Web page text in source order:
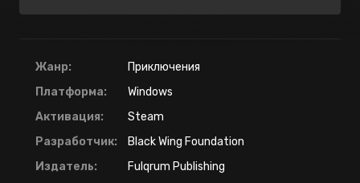
Жанр:
Приключения
Платформа:
Windows
Активация:
Steam
Разработчик:
Black Wing Foundation
Издатель:
Fulqrum Publishing